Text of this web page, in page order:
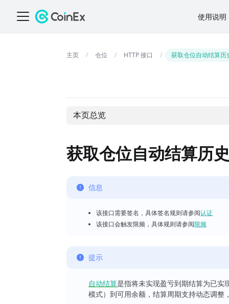
使用说明
仓位 HTTP 接口 获取仓位自动结算历
本页总览
获取仓位自动结算历
信息
该接口需要签名，具体签名规则请参阅认证
该接口会触发限频，具体规则请参阅限频
提示
自动结算是指将未实现盈亏到期结算为已实
模式）到可用余额，结算周期支持动态调